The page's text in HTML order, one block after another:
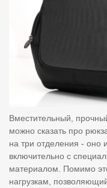
Вместительный,
можно сказать про
на три отделения - оно
включительно с
материалом. Помимо
нагрузкам,